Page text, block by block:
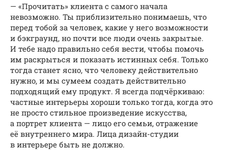
— «Прочитать» клиента с самого начала
невозможно. Ты приблизительно понимаешь, что
перед тобой за человек, какие у него возможности
и бэкграунд, но почти все люди очень закрытые.
И тебе надо правильно себя вести, чтобы помочь
им раскрыться и показать истинных себя. Только
тогда станет ясно, что человеку действительно
нужно, и мы сумеем создать действительно
подходящий ему продукт. Я всегда подчёркиваю:
частные интерьеры хороши только тогда, когда это
не просто стильное произведение искусства,
а портрет клиента — лицо его семьи, отражение
её внутреннего мира. Лица дизайн-студии
в интерьере быть не должно.